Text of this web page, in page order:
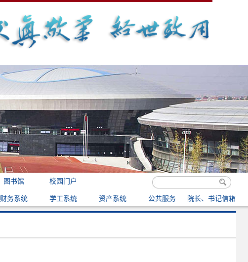
图书馆 校园门户
财务系统 学工系统 资产系统 公共服务 院长、书记信箱